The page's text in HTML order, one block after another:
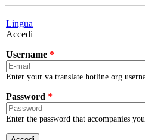
Lingua
Accedi
Username *
Enter your va.translate.hotline.org
Password *
Enter the password that accompanies